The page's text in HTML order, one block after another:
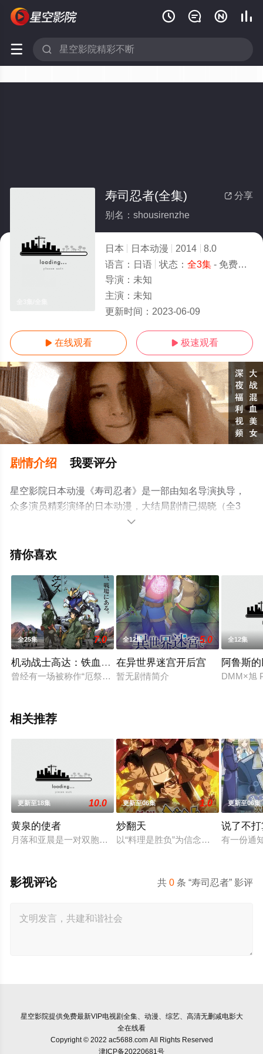
   
 
 分享
寿司忍者(全集)
别名：shousirenzhe
日本 日本动漫 2014
8.0
语言： 日语 状态： 全3集- 免费在线观看
导演： 未知
主演： 未知
更新时间： 2023-06-09
 在线观看  极速观看
剧情介绍 我要评分
星空影院日本动漫《寿司忍者》是一部由知名导演执导，
众多演员精彩演绎的日本动漫，大结局剧情已揭晓（全3
集），手机免费观看高清未删减完整版动漫全集就上星空
网等平台了解。

猜你喜欢
全25集 7.0
机动战士高达：铁血的奥尔芬斯
曾经有一场被称作“厄祭战”的大型战争。那场战争终结后过了
全12集 5.0
在异世界迷宫开后宫
暂无剧情简介
全12集
阿鲁斯
DMM×旭
相关推荐
更新至18集 10.0
黄泉的使者
月落和亚晨是一对双胞胎兄妹，他们在一个与世隔绝的深山小
更新至06集 1.0
炒翻天
以“料理是胜负”为信念、“中国菜霸
更新至06集
说了不
有一份通
共0 条 “寿司忍者” 影评
影视评论
星空影院提供免费最新VIP电视剧全集、动漫、综艺、高清无删减电影大
全在线看
Copyright © 2022 ac5688.com All Rights Reserved
津ICP备20220681号